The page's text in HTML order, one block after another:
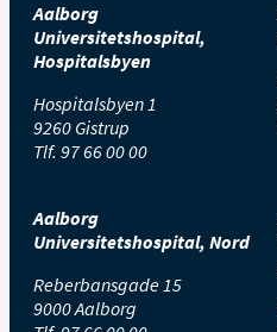
Aalborg
Universitetshospital,
Hospitalsbyen
Hospitalsbyen 1
9260 Gistrup
Tlf. 97 66 00 00
Aalborg
Universitetshospital, Nord
Reberbansgade 15
9000 Aalborg